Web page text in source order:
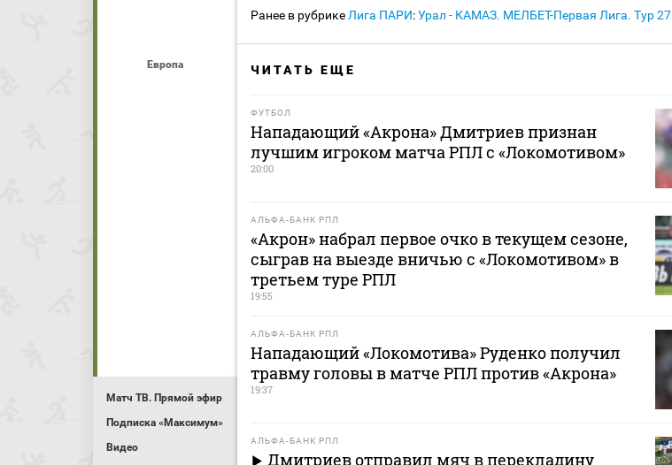
Европа
Матч ТВ. Прямой эфир
Подписка «Максимум»
Видео
Ранее в рубрике Лига ПАРИ:Урал - КАМАЗ. МЕЛБЕТ-Первая Лига. Тур 27
ЧИТАТЬ ЕЩЕ
ФУТБОЛ
Нападающий «Акрона» Дмитриев признан
лучшим игроком матча РПЛ с «Локомотивом»
20:00
АЛЬФА-БАНК РПЛ
«Акрон» набрал первое очко в текущем сезоне,
сыграв на выезде вничью с «Локомотивом» в
третьем туре РПЛ
19:55
АЛЬФА-БАНК РПЛ
Нападающий «Локомотива» Руденко получил
травму головы в матче РПЛ против «Акрона»
19:37
АЛЬФА-БАНК РПЛ
Дмитриев отправил мяч в перекладину